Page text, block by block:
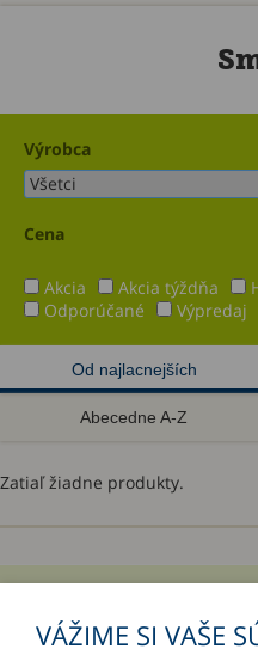
Výrobca
Cena
Akcia Akcia týždňa
Odporúčané
Výpredaj
Od najlacnejších
Abecedne A-Z
Zatiaľ žiadne produkty.
VÁŽIME SI VAŠE